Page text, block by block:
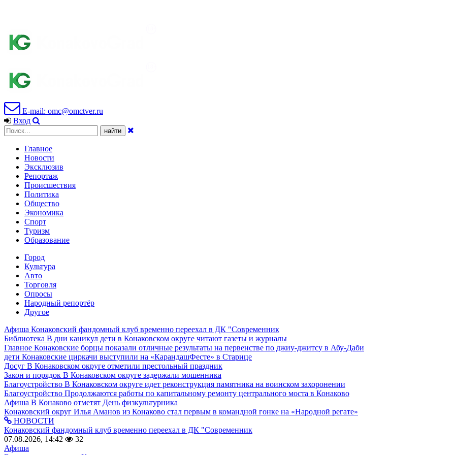
E-mail: omc@omctver.ru
Вход
Главное
Новости
Эксклюзив
Репортаж
Происшествия
Политика
Общество
Экономика
Спорт
Туризм
Образование
Город
Культура
Авто
Торговля
Опросы
Народный репортёр
Другое
Афиша Конаковский фандомный клуб временно переехал в ДК "Современник
Библиотека В дни каникул дети в Конаковском округе читают газеты и журналы
Главное Конаковские борцы показали отличные результаты на первенстве по джиу-джитсу в Абу-Даби
дети Конаковские циркачи выступили на «КарандашФесте» в Старице
Досуг В Конаковском округе отметили престольный праздник
Закон и порядок В Конаковском округе задержали мошенника
Благоустройство В Конаковском округе идет реконструкция памятника на воинском захоронении
Благоустройство Продолжаются работы по капитальному ремонту центрального моста в Конаково
Афиша В Конаково отметят День физкультурника
Конаковский округ Илья Аманов из Конаково стал первым в командной гонке на «Народной регате»
НОВОСТИ
Конаковский фандомный клуб временно переехал в ДК "Современник
07.08.2026, 14:42
32
Афиша